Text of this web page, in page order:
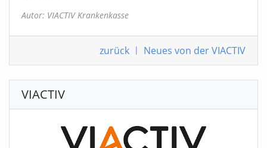
Autor: VIACTIV Krankenkasse
zurück | Neues von der VIACTIV
VIACTIV